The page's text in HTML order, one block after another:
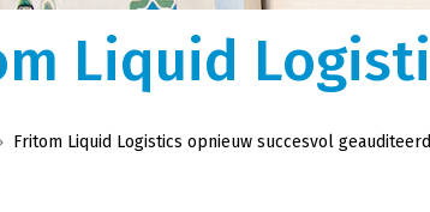
voor food, feed en technische sector.
combinatie voor al uw logistieke
Liquid
Fritom Liquid Logistics opnieuw succesvol geauditeerd